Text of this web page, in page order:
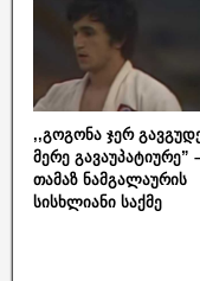
,,გოგონა ჯერ
მერე გავაუპატიურე”
თამაზ ნამგალაურის
სისხლიანი საქმე